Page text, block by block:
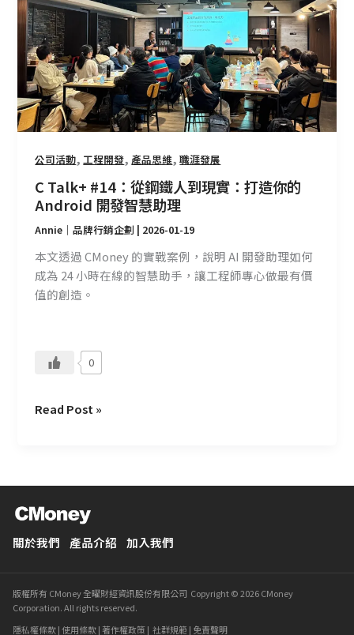
公司活動,工程開發, 產品思維,職涯發展
C Talk+ #14：從鋼鐵人到現實：打造你的
Android 開發智慧助理
Annie｜品牌行銷企劃 | 2026-01-19
本文透過 CMoney 的實戰案例，說明 AI 開發助理如何
成為 24 小時在線的智慧助手，讓工程師專心做最有價
值的創造。
0
鋼
鐵
人
到
現
實：
打
你
的
Android
發
智
慧
助
Read Post »
關於我們 產品介紹 加入我們
版權所有 CMoney 全曜財經資訊股份有限公司 Copyright © 2026 CMoney
Corporation. All rights reserved.
隱私權條款|使用條款| 著作權政策| 社群規範 | 免責聲明